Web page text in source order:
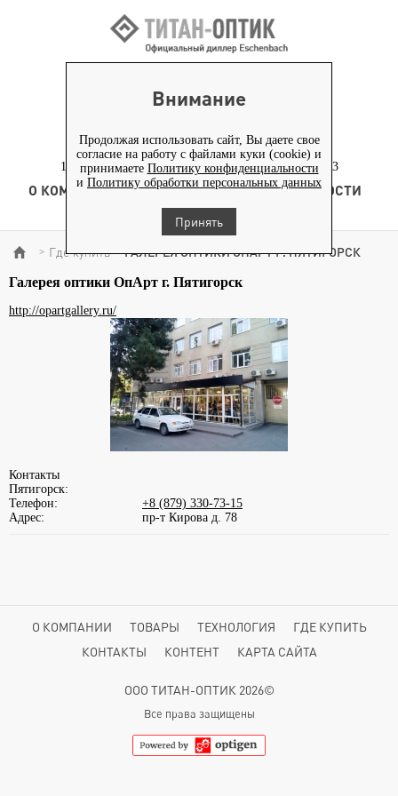
Внимание
Продолжая использовать сайт, Вы даете свое
согласие на работу с файлами куки (cookie) и
принимаете Политику конфиденциальности
и Политику обработки персональных данных
Принять
+7 (495) 653-82-70
117186, г. Москва, Севастопольский проспект, д. 23
О КОМПАНИИ ТОВАРЫ ТЕХНОЛОГИЯ
НОВОСТИ
КОНТЕНТ
> Где купить > ГАЛЕРЕЯ ОПТИКИ ОПАРТ Г. ПЯТИГОРСК
Галерея оптики ОпАрт г. Пятигорск
http://opartgallery.ru/
Контакты
Пятигорск:
Телефон:
+8 (879) 330-73-15
Адрес:
пр-т Кирова д. 78
О КОМПАНИИ ТОВАРЫ ТЕХНОЛОГИЯ
ГДЕ КУПИТЬ
КОНТАКТЫ
КОНТЕНТ КАРТА САЙТА
ООО ТИТАН-ОПТИК 2026©
Все права защищены